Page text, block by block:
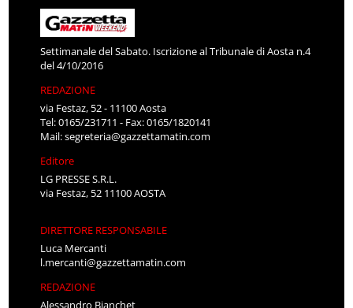
Settimanale del Sabato. Iscrizione al Tribunale di Aosta n.4
del 4/10/2016
REDAZIONE
via Festaz, 52 - 11100 Aosta
Tel: 0165/231711 - Fax: 0165/1820141
Mail:segreteria@gazzettamatin.com
Editore
LG PRESSE S.R.L.
via Festaz, 52 11100 AOSTA
DIRETTORE RESPONSABILE
Luca Mercanti
l.mercanti@gazzettamatin.com
REDAZIONE
Alessandro Bianchet